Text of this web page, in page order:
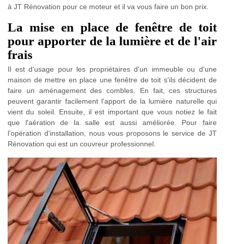
à JT Rénovation pour ce moteur et il va vous faire un bon prix.
La mise en place de fenêtre de toit
pour apporter de la lumière et de l'air
frais
Il est d'usage pour les propriétaires d'un immeuble ou d'une
maison de mettre en place une fenêtre de toit s'ils décident de
faire un aménagement des combles. En fait, ces structures
peuvent garantir facilement l'apport de la lumière naturelle qui
vient du soleil. Ensuite, il est important que vous notiez le fait
que l'aération de la salle est aussi améliorée. Pour faire
l'opération d'installation, nous vous proposons le service de JT
Rénovation qui est un couvreur professionnel.